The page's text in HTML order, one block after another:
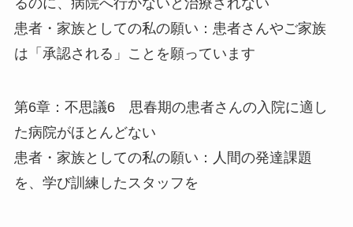
るのに、病院へ行かないと治療されない
患者・家族としての私の願い：患者さんやご家族
は「承認される」ことを願っています
第6章：不思議6 思春期の患者さんの入院に適し
た病院がほとんどない
患者・家族としての私の願い：人間の発達課題
を、学び訓練したスタッフを